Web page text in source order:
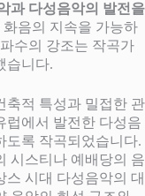
과 다성음악의 발전을
음의 지속을 가능하
수의 강조는 작곡가
습니다.
축적 특성과 밀접한 관
럽에서 발전한 다성음
도록 작곡되었습니다.
시스티나 예배당의 음
스 시대 다성음악의 대